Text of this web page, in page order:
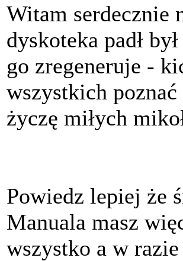
Witam serdecznie
dyskoteka padł
go zregeneruje -
wszystkich
życzę miłych
Powiedz lepiej że
Manuala masz
wszystko a w